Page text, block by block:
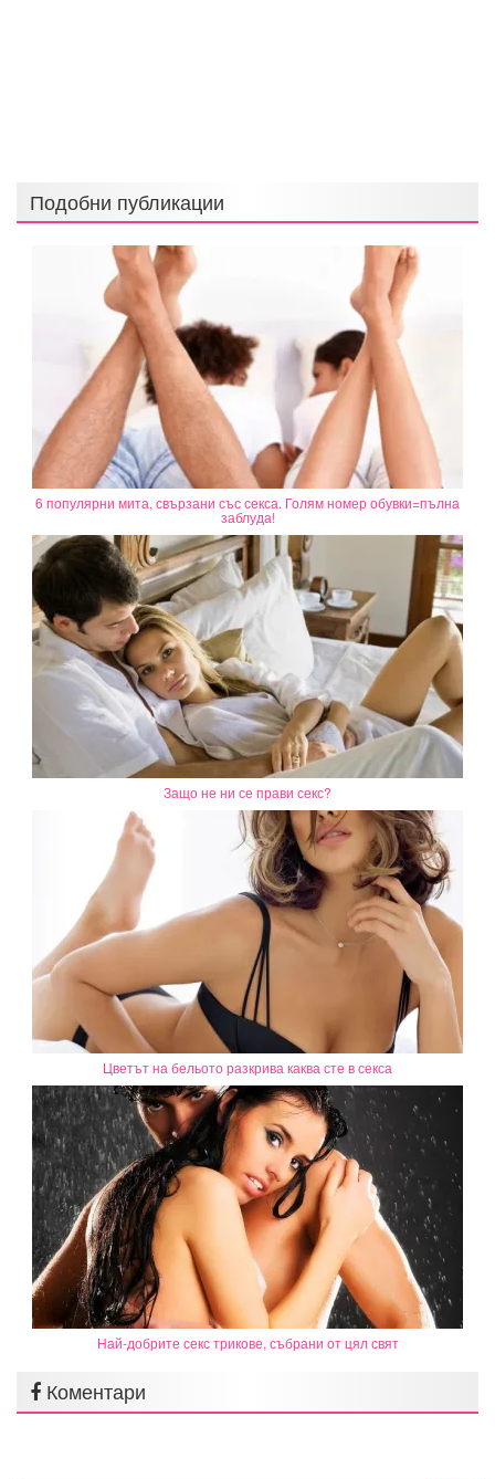
Подобни публикации
6 популярни мита, свързани със секса. Голям номер обувки=пълна
заблуда!
Защо не ни се прави секс?
Цветът на бельото разкрива каква сте в секса
Най-добрите секс трикове, събрани от цял свят
Коментари